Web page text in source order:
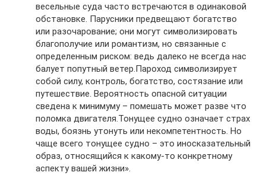
весельные суда часто встречаются в одинаковой
обстановке. Парусники предвещают богатство
или разочарование; они могут символизировать
благополучие или романтизм, но связанные с
определенным риском: ведь далеко не всегда нас
балует попутный ветер.Пароход символизирует
собой силу, контроль, богатство, состязание или
путешествие. Вероятность опасной ситуации
сведена к минимуму – помешать может разве что
поломка двигателя.Тонущее судно означает страх
воды, боязнь утонуть или некомпетентность. Но
чаще всего тонущее судно – это иносказательный
образ, относящийся к какому-то конкретному
аспекту вашей жизни».